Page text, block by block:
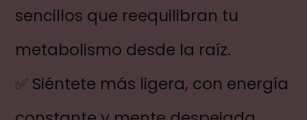
sencillos que reequilibran tu
metabolismo desde la raíz.
✅ Siéntete más ligera, con energía